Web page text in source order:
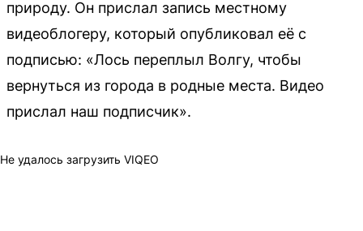
природу. Он прислал запись местному
видеоблогеру, который опубликовал её с
подписью: «Лось переплыл Волгу, чтобы
вернуться из города в родные места. Видео
прислал наш подписчик».
Не удалось загрузить VIQEO